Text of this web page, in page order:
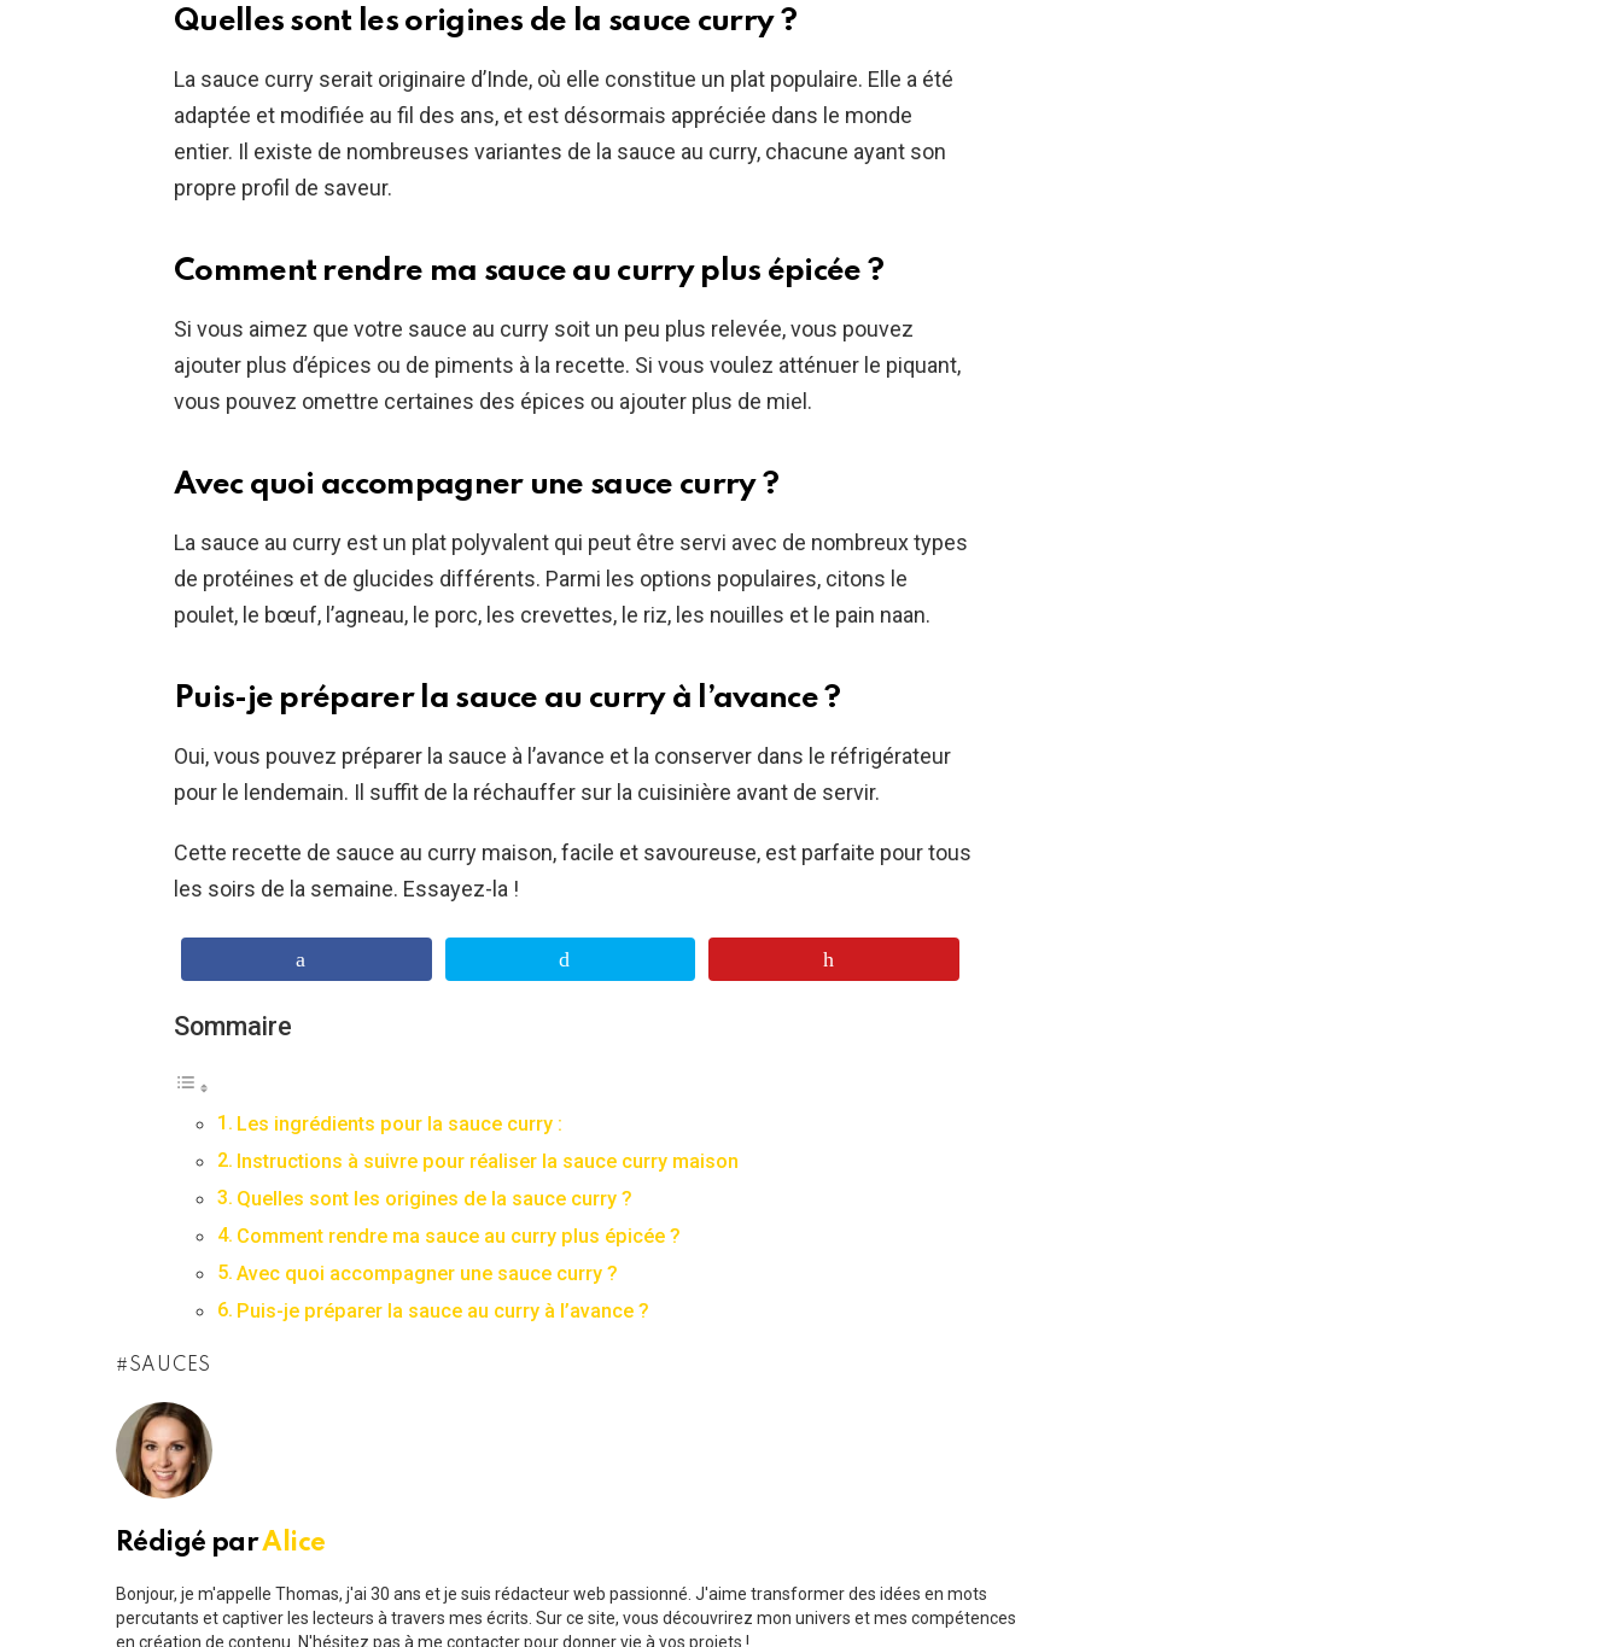
Quelles sont les origines de la sauce curry ?
La sauce curry serait originaire d’Inde, où elle constitue un plat populaire. Elle a été
adaptée et modifiée au fil des ans, et est désormais appréciée dans le monde
entier. Il existe de nombreuses variantes de la sauce au curry, chacune ayant son
propre profil de saveur.
Comment rendre ma sauce au curry plus épicée ?
Si vous aimez que votre sauce au curry soit un peu plus relevée, vous pouvez
ajouter plus d’épices ou de piments à la recette. Si vous voulez atténuer le piquant,
vous pouvez omettre certaines des épices ou ajouter plus de miel.
Avec quoi accompagner une sauce curry ?
La sauce au curry est un plat polyvalent qui peut être servi avec de nombreux types
de protéines et de glucides différents. Parmi les options populaires, citons le
poulet, le bœuf, l’agneau, le porc, les crevettes, le riz, les nouilles et le pain naan.
Puis-je préparer la sauce au curry à l’avance ?
Oui, vous pouvez préparer la sauce à l’avance et la conserver dans le réfrigérateur
pour le lendemain. Il suffit de la réchauffer sur la cuisinière avant de servir.
Cette recette de sauce au curry maison, facile et savoureuse, est parfaite pour tous
les soirs de la semaine. Essayez-la !
Sommaire
Les ingrédients pour la sauce curry :
Instructions à suivre pour réaliser la sauce curry maison
Quelles sont les origines de la sauce curry ?
Comment rendre ma sauce au curry plus épicée ?
Avec quoi accompagner une sauce curry ?
Puis-je préparer la sauce au curry à l’avance ?
SAUCES
Rédigé parAlice
Bonjour, je m'appelle Thomas, j'ai 30 ans et je suis rédacteur web passionné. J'aime transformer des idées en mots
percutants et captiver les lecteurs à travers mes écrits. Sur ce site, vous découvrirez mon univers et mes compétences
en création de contenu. N'hésitez pas à me contacter pour donner vie à vos projets !